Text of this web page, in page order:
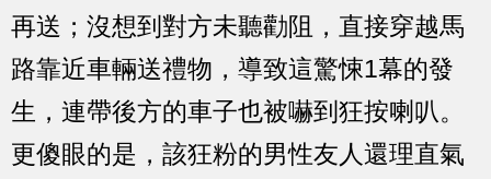
再送；沒想到對方未聽勸阻，直接穿越馬
路靠近車輛送禮物，導致這驚悚1幕的發
生，連帶後方的車子也被嚇到狂按喇叭。
更傻眼的是，該狂粉的男性友人還理直氣